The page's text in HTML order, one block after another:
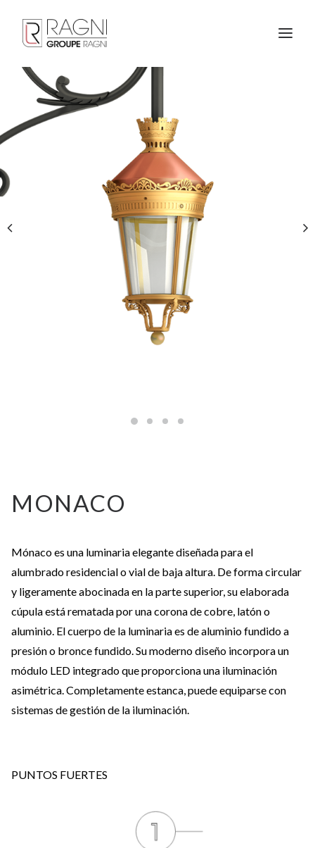
MONACO
Mónaco es una luminaria elegante diseñada para el
alumbrado residencial o vial de baja altura. De forma circular
y ligeramente abocinada en la parte superior, su elaborada
cúpula está rematada por una corona de cobre, latón o
aluminio. El cuerpo de la luminaria es de aluminio fundido a
presión o bronce fundido. Su moderno diseño incorpora un
módulo LED integrado que proporciona una iluminación
asimétrica. Completamente estanca, puede equiparse con
sistemas de gestión de la iluminación.
PUNTOS FUERTES